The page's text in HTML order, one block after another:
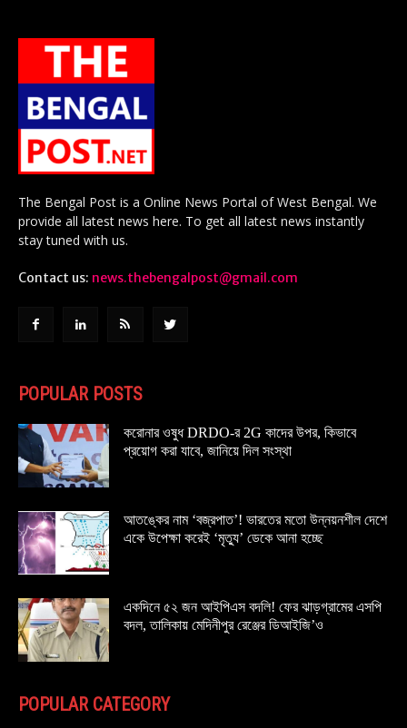
The Bengal Post is a Online News Portal of West Bengal. We
provide all latest news here. To get all latest news instantly
stay tuned with us.
Contact us: news.thebengalpost@gmail.com
POPULAR POSTS
করোনার ওষুধ DRDO-র 2G কাদের উপর, কিভাবে
প্রয়োগ করা যাবে, জানিয়ে দিল সংস্থা
আতঙ্কের নাম ‘বজ্রপাত’! ভারতের মতো উন্নয়নশীল দেশে
একে উপেক্ষা করেই ‘মৃত্যু’ ডেকে আনা হচ্ছে
একদিনে ৫২ জন আইপিএস বদলি! ফের ঝাড়গ্রামের এসপি
বদল, তালিকায় মেদিনীপুর রেঞ্জের ডিআইজি’ও
POPULAR CATEGORY